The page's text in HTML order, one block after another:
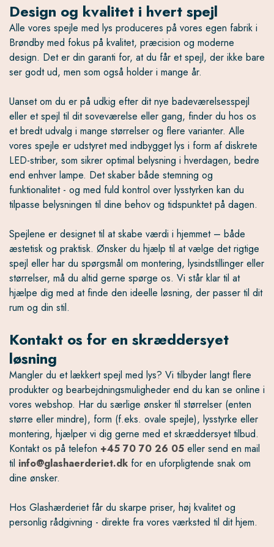
Design og kvalitet i hvert spejl
Alle vores spejle med lys produceres på vores egen fabrik i
Brøndby med fokus på kvalitet, præcision og moderne
design. Det er din garanti for, at du får et spejl, der ikke bare
ser godt ud, men som også holder i mange år.
Uanset om du er på udkig efter dit nye badeværelsesspejl
eller et spejl til dit soveværelse eller gang, finder du hos os
et bredt udvalg i mange størrelser og flere varianter. Alle
vores spejle er udstyret med indbygget lys i form af diskrete
LED-striber, som sikrer optimal belysning i hverdagen, bedre
end enhver lampe. Det skaber både stemning og
funktionalitet - og med fuld kontrol over lysstyrken kan du
tilpasse belysningen til dine behov og tidspunktet på dagen.
Spejlene er designet til at skabe værdi i hjemmet – både
æstetisk og praktisk. Ønsker du hjælp til at vælge det rigtige
spejl eller har du spørgsmål om montering, lysindstillinger eller
størrelser, må du altid gerne spørge os. Vi står klar til at
hjælpe dig med at finde den ideelle løsning, der passer til dit
rum og din stil.
Kontakt os for en skræddersyet
løsning
Mangler du et lækkert spejl med lys? Vi tilbyder langt flere
produkter og bearbejdningsmuligheder end du kan se online i
vores webshop. Har du særlige ønsker til størrelser (enten
større eller mindre), form (f.eks. ovale spejle), lysstyrke eller
montering, hjælper vi dig gerne med et skræddersyet tilbud.
Kontakt os på telefon +45 70 70 26 05 eller send en mail
til info@glashaerderiet.dk for en uforpligtende snak om
dine ønsker.
Hos Glashærderiet får du skarpe priser, høj kvalitet og
personlig rådgivning - direkte fra vores værksted til dit hjem.